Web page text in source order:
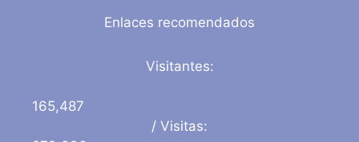
Enlaces recomendados
Visitantes:
165,487
/ Visitas: